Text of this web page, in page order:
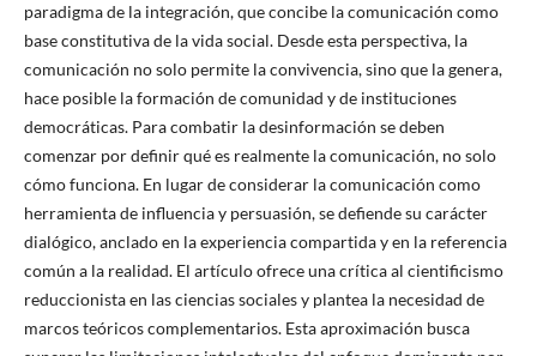
paradigma de la integración, que concibe la comunicación como
base constitutiva de la vida social. Desde esta perspectiva, la
comunicación no solo permite la convivencia, sino que la genera,
hace posible la formación de comunidad y de instituciones
democráticas. Para combatir la desinformación se deben
comenzar por definir qué es realmente la comunicación, no solo
cómo funciona. En lugar de considerar la comunicación como
herramienta de influencia y persuasión, se defiende su carácter
dialógico, anclado en la experiencia compartida y en la referencia
común a la realidad. El artículo ofrece una crítica al cientificismo
reduccionista en las ciencias sociales y plantea la necesidad de
marcos teóricos complementarios. Esta aproximación busca